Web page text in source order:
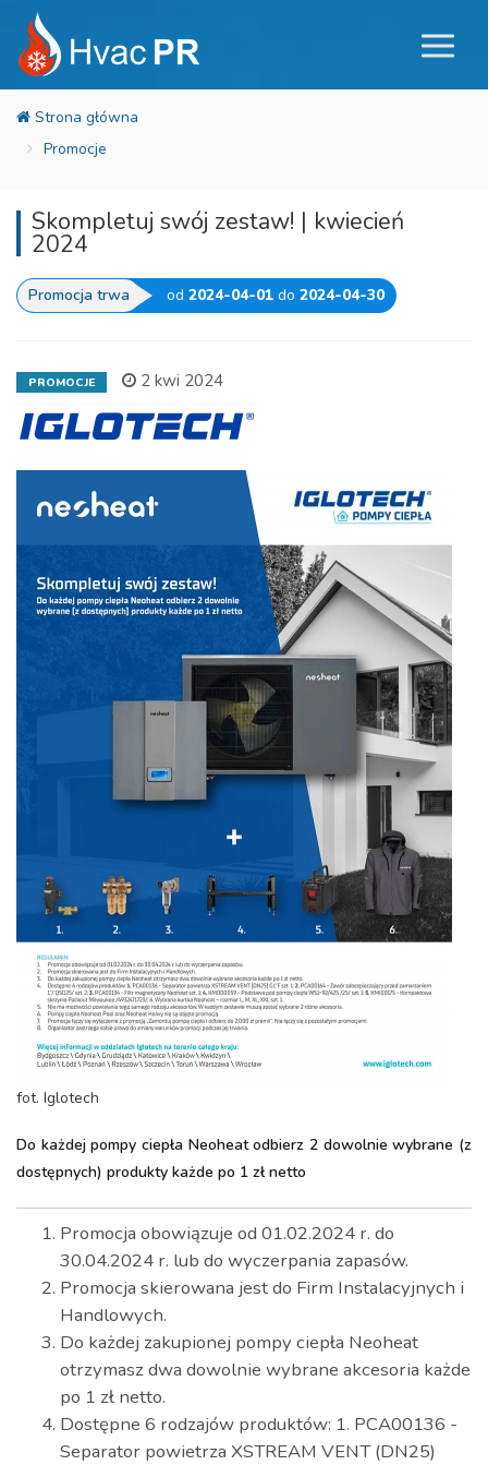
Promocje
Skompletuj swój zestaw! | kwiecień
2024
Promocja trwa od 2024-04-01 do 2024-04-30
PROMOCJE 2 kwi 2024
fot. Iglotech
Do każdej pompy ciepła Neoheat odbierz 2 dowolnie wybrane (z
dostępnych) produkty każde po 1 zł netto
Promocja obowiązuje od 01.02.2024 r. do
30.04.2024 r. lub do wyczerpania zapasów.
Promocja skierowana jest do Firm Instalacyjnych i
Handlowych.
Do każdej zakupionej pompy ciepła Neoheat
otrzymasz dwa dowolnie wybrane akcesoria każde
po 1 zł netto.
Dostępne 6 rodzajów produktów: 1. PCA00136 -
Separator powietrza XSTREAM VENT (DN25)